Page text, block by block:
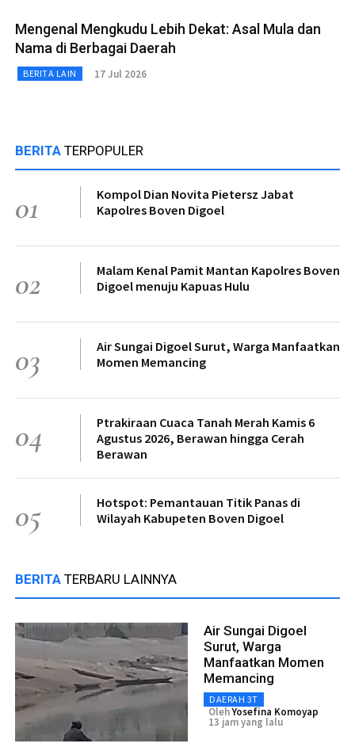
Mengenal Mengkudu Lebih Dekat: Asal Mula dan
Nama di Berbagai Daerah
BERITA LAIN 17 Jul 2026
BERITA TERPOPULER
01
Kompol Dian Novita Pietersz Jabat
Kapolres Boven Digoel
02
Malam Kenal Pamit Mantan Kapolres Boven
Digoel menuju Kapuas Hulu
03
Air Sungai Digoel Surut, Warga Manfaatkan
Momen Memancing
04
Ptrakiraan Cuaca Tanah Merah Kamis 6
Agustus 2026, Berawan hingga Cerah
Berawan
05
Hotspot: Pemantauan Titik Panas di
Wilayah Kabupeten Boven Digoel
BERITA TERBARU LAINNYA
Air Sungai Digoel
Surut, Warga
Manfaatkan Momen
Memancing
DAERAH 3T
OlehYosefina Komoyap
13 jam yang lalu